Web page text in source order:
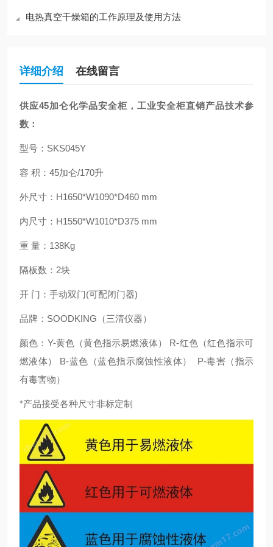
电热真空干燥箱的工作原理及使用方法
详细介绍 在线留言
供应45加仑化学品安全柜，工业安全柜直销产品技术参
数：
型号：SKS045Y
容 积：45加仑/170升
外尺寸：H1650*W1090*D460 mm
内尺寸：H1550*W1010*D375 mm
重 量：138Kg
隔板数：2块
开 门：手动双门(可配闭门器)
品牌：SOODKING（三清仪器）
颜色：Y-黄色（黄色指示易燃液体） R-红色（红色指示可
燃液体） B-蓝色（蓝色指示腐蚀性液体） P-毒害（指示
有毒害物）
*产品接受各种尺寸非标定制